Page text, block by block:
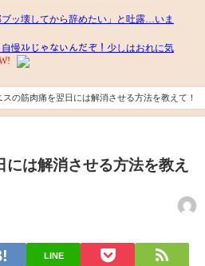
スの筋肉痛を翌日には解消させる方法を教えて！
は解消させる方法を教え
LINE